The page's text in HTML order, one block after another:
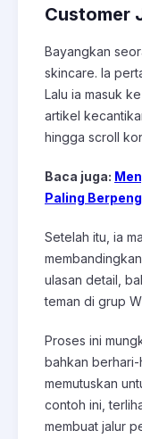
Customer
Bayangkan
skincare. Ia
Lalu ia masuk
artikel
hingga scroll
Baca juga:
Paling
Setelah itu, ia
ulasan detail,
teman di grup
Proses ini
bahkan berhari-
memutuskan
contoh ini,
membuat jalur